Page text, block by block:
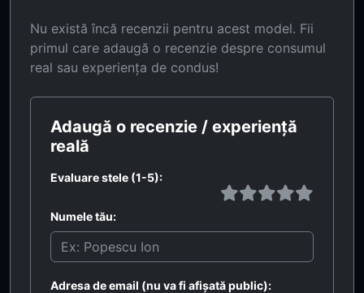
Nu există încă recenzii pentru acest model. Fii
primul care adaugă o recenzie despre consumul
real sau experiența de condus!
Adaugă o recenzie / experiență
reală
Evaluare stele (1-5):
Numele tău:
Adresa de email (nu va fi afișată public):